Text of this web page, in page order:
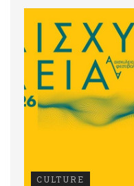
CULTURE